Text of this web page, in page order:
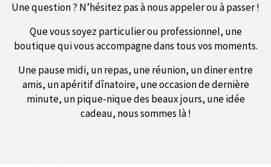
Une question ? N’hésitez pas à nous appeler ou à passer !
Que vous soyez particulier ou professionnel, une
boutique qui vous accompagne dans tous vos moments.
Une pause midi, un repas, une réunion, un diner entre
amis, un apéritif dînatoire, une occasion de dernière
minute, un pique-nique des beaux jours, une idée
cadeau, nous sommes là !